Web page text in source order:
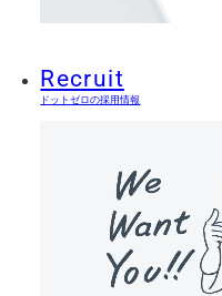
Recruit
ドットゼロの採用情報